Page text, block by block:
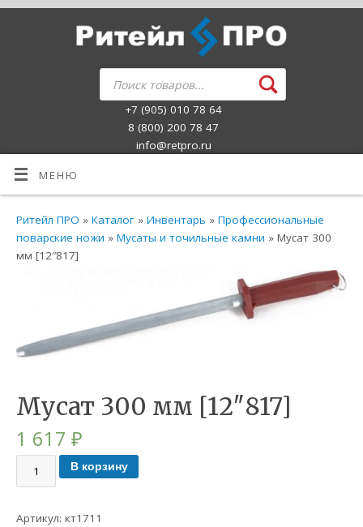
+7 (905) 010 78 64
8 (800) 200 78 47
info@retpro.ru
МЕНЮ
Ритейл ПРО »Каталог »Инвентарь »Профессиональные
поварские ножи »Мусаты и точильные камни » Мусат 300
мм [12″817]
Мусат 300 мм [12″817]
1 617₽
В корзину
Артикул:кт1711